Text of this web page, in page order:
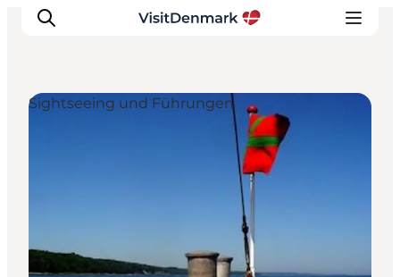
Reiseplanung
Sightseeing und Führungen